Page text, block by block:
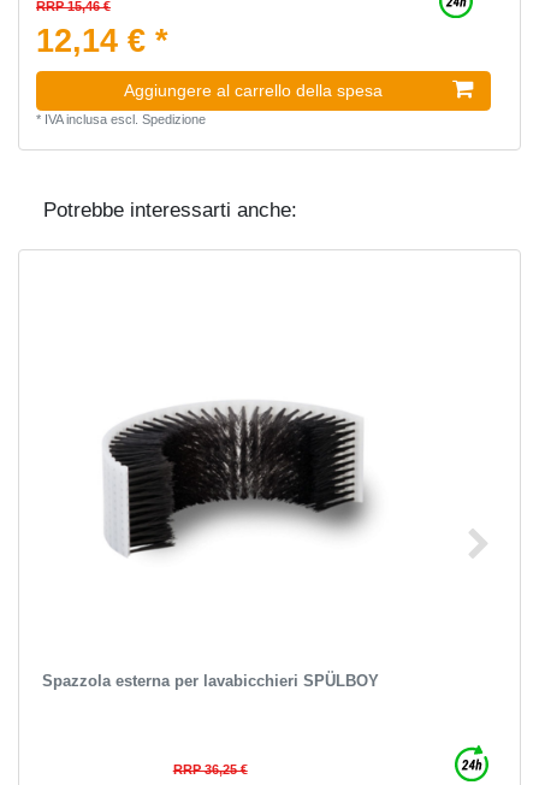
RRP 15,46 €
12,14 € *
Aggiungere al carrello della spesa
* IVA inclusaescl. Spedizione
Potrebbe interessarti anche:
Spazzola esterna per lavabicchieri SPÜLBOY
RRP 36,25 €